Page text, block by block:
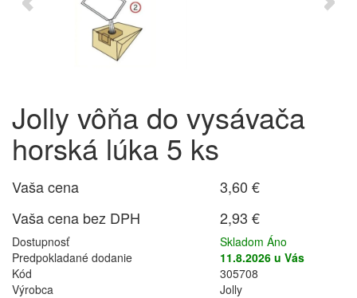
Jolly vôňa do vysávača
horská lúka 5 ks
Vaša cena
3,60 €
Vaša cena bez DPH
2,93 €
Dostupnosť
Skladom Áno
Predpokladané dodanie
11.8.2026 u Vás
Kód
305708
Výrobca
Jolly